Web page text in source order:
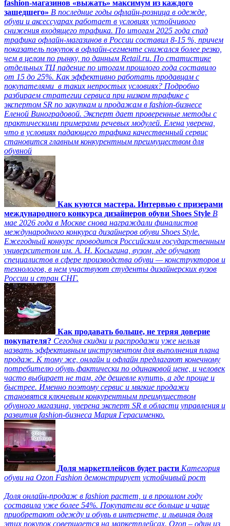
fashion-магазинов «выжать» максимум из каждого
зашедшего» В последние годы офлайн-розница в одежде,
обуви и аксессуарах работает в условиях устойчивого
снижения входящего трафика. По итогам 2025 года спад
трафика офлайн-магазинов в России составил 8-15 %, причем
показатель покупок в офлайн-сегменте снижался более резко,
чем в целом по рынку, по данным Retail.ru. По статистике
отдельных ТЦ падение по итогам прошлого года составило
от 15 до 25%. Как эффективно работать продавцам с
покупателями в таких непростых условиях? Подробно
разбираем стратегии сервиса при низком трафике с
экспертом SR по закупкам и продажам в fashion-бизнесе
Еленой Виноградовой. Эксперт дает проверенные методы с
практическими примерами речевых модулей. Елена уверена,
что в условиях падающего трафика качественный сервис
становится главным конкурентным преимуществом для
обувной
Как куются мастера. Интервью с призерами
международного конкурса дизайнеров обуви Shoes Style В
мае 2026 года в Москве снова награждали финалистов
международного конкурса дизайнеров обуви Shoes Style.
Ежегодный конкурс проводится Российским государственным
университетом им. А. Н. Косыгина, вузом, где обучают
специалистов в сфере производства обуви — конструкторов и
технологов, в нем участвуют студенты дизайнерских вузов
России и стран СНГ.
Как продавать больше, не теряя доверие
покупателя? Сегодня скидки и распродажи уже нельзя
назвать эффективным инструментом для выполнения плана
продаж. К тому же, онлайн и офлайн предлагают конечному
потребителю обувь фактически по одинаковой цене, и человек
часто выбирает не там, где дешевле купить, а где проще и
быстрее. Именно поэтому сервис и мягкие продажи
становятся ключевым конкурентным преимуществом
обувного магазина, уверена эксперт SR в области управления и
развития fashion-бизнеса Мария Герасименко.
Доля маркетплейсов будет расти Категория
обуви на Ozon Fashion демонстрирует устойчивый рост
Доля онлайн-продаж в fashion растет, и в прошлом году
составила уже более 54%. Покупатели все больше и чаще
приобретают одежду и обувь в интернете, и львиная доля
этих покупок совершается на маркетплейсах. Ozon – один из